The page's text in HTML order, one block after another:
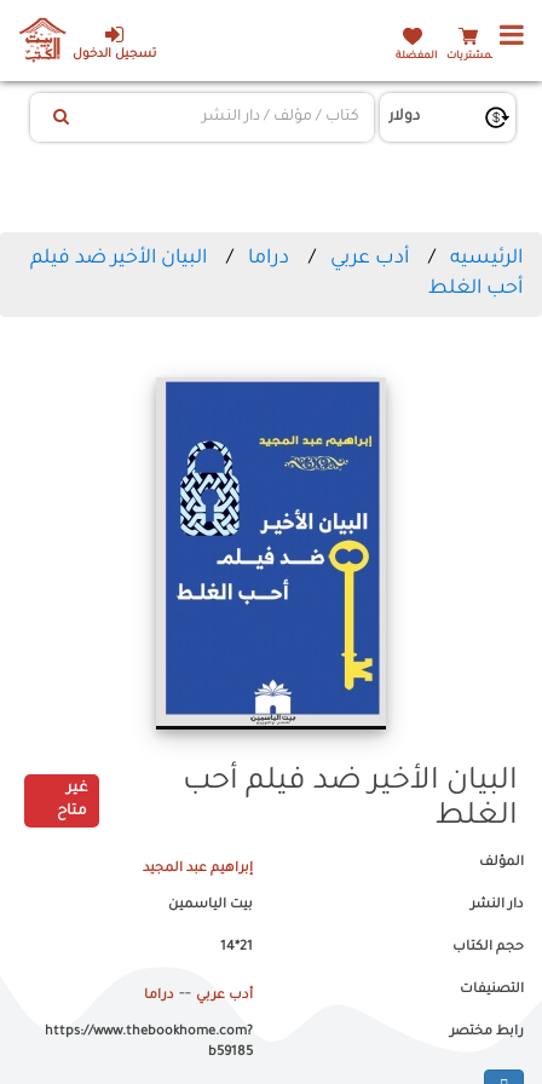
تسجيل الدخول المشتريات المفضلة
الرئيسيه أدب عربي دراما
البيان الأخير ضد فيلم
أحب الغلط
البيان الأخير ضد فيلم أحب
الغلط
غير
متاح
المؤلف إبراهيم عبد المجيد
دار النشر بيت الياسمين
حجم الكتاب 21*14
التصنيفات أدب عربي -- دراما
رابط مختصر
https://www.thebookhome.com?
b59185